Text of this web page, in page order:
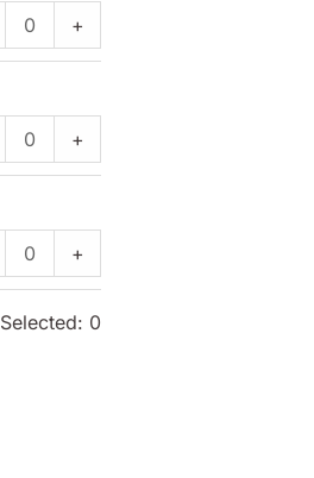
+
+
+
Selected: 0